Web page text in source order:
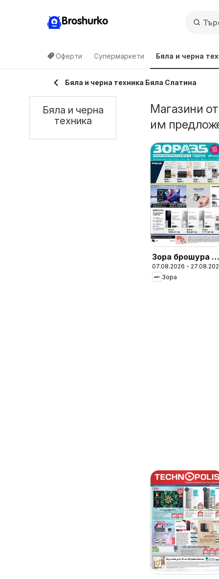
Broshurko
Оферти Супермаркети Бяла и черна
Бяла и черна техника Бяла Слатина
Магазини
им
Зора брошура -
Предложения
07.08.2026 -
Зора
Бяла и черна
техника